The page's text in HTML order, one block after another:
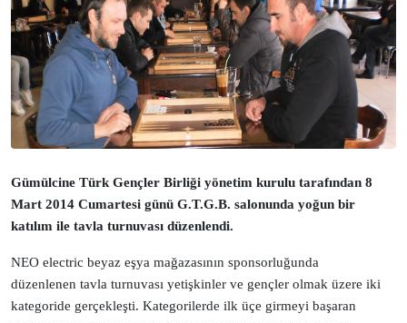
Gümülcine Türk Gençler Birliği yönetim kurulu tarafından 8
Mart 2014 Cumartesi günü G.T.G.B. salonunda yoğun bir
katılım ile tavla turnuvası düzenlendi.
NEO electric beyaz eşya mağazasının sponsorluğunda
düzenlenen tavla turnuvası yetişkinler ve gençler olmak üzere iki
kategoride gerçekleşti. Kategorilerde ilk üçe girmeyi başaran